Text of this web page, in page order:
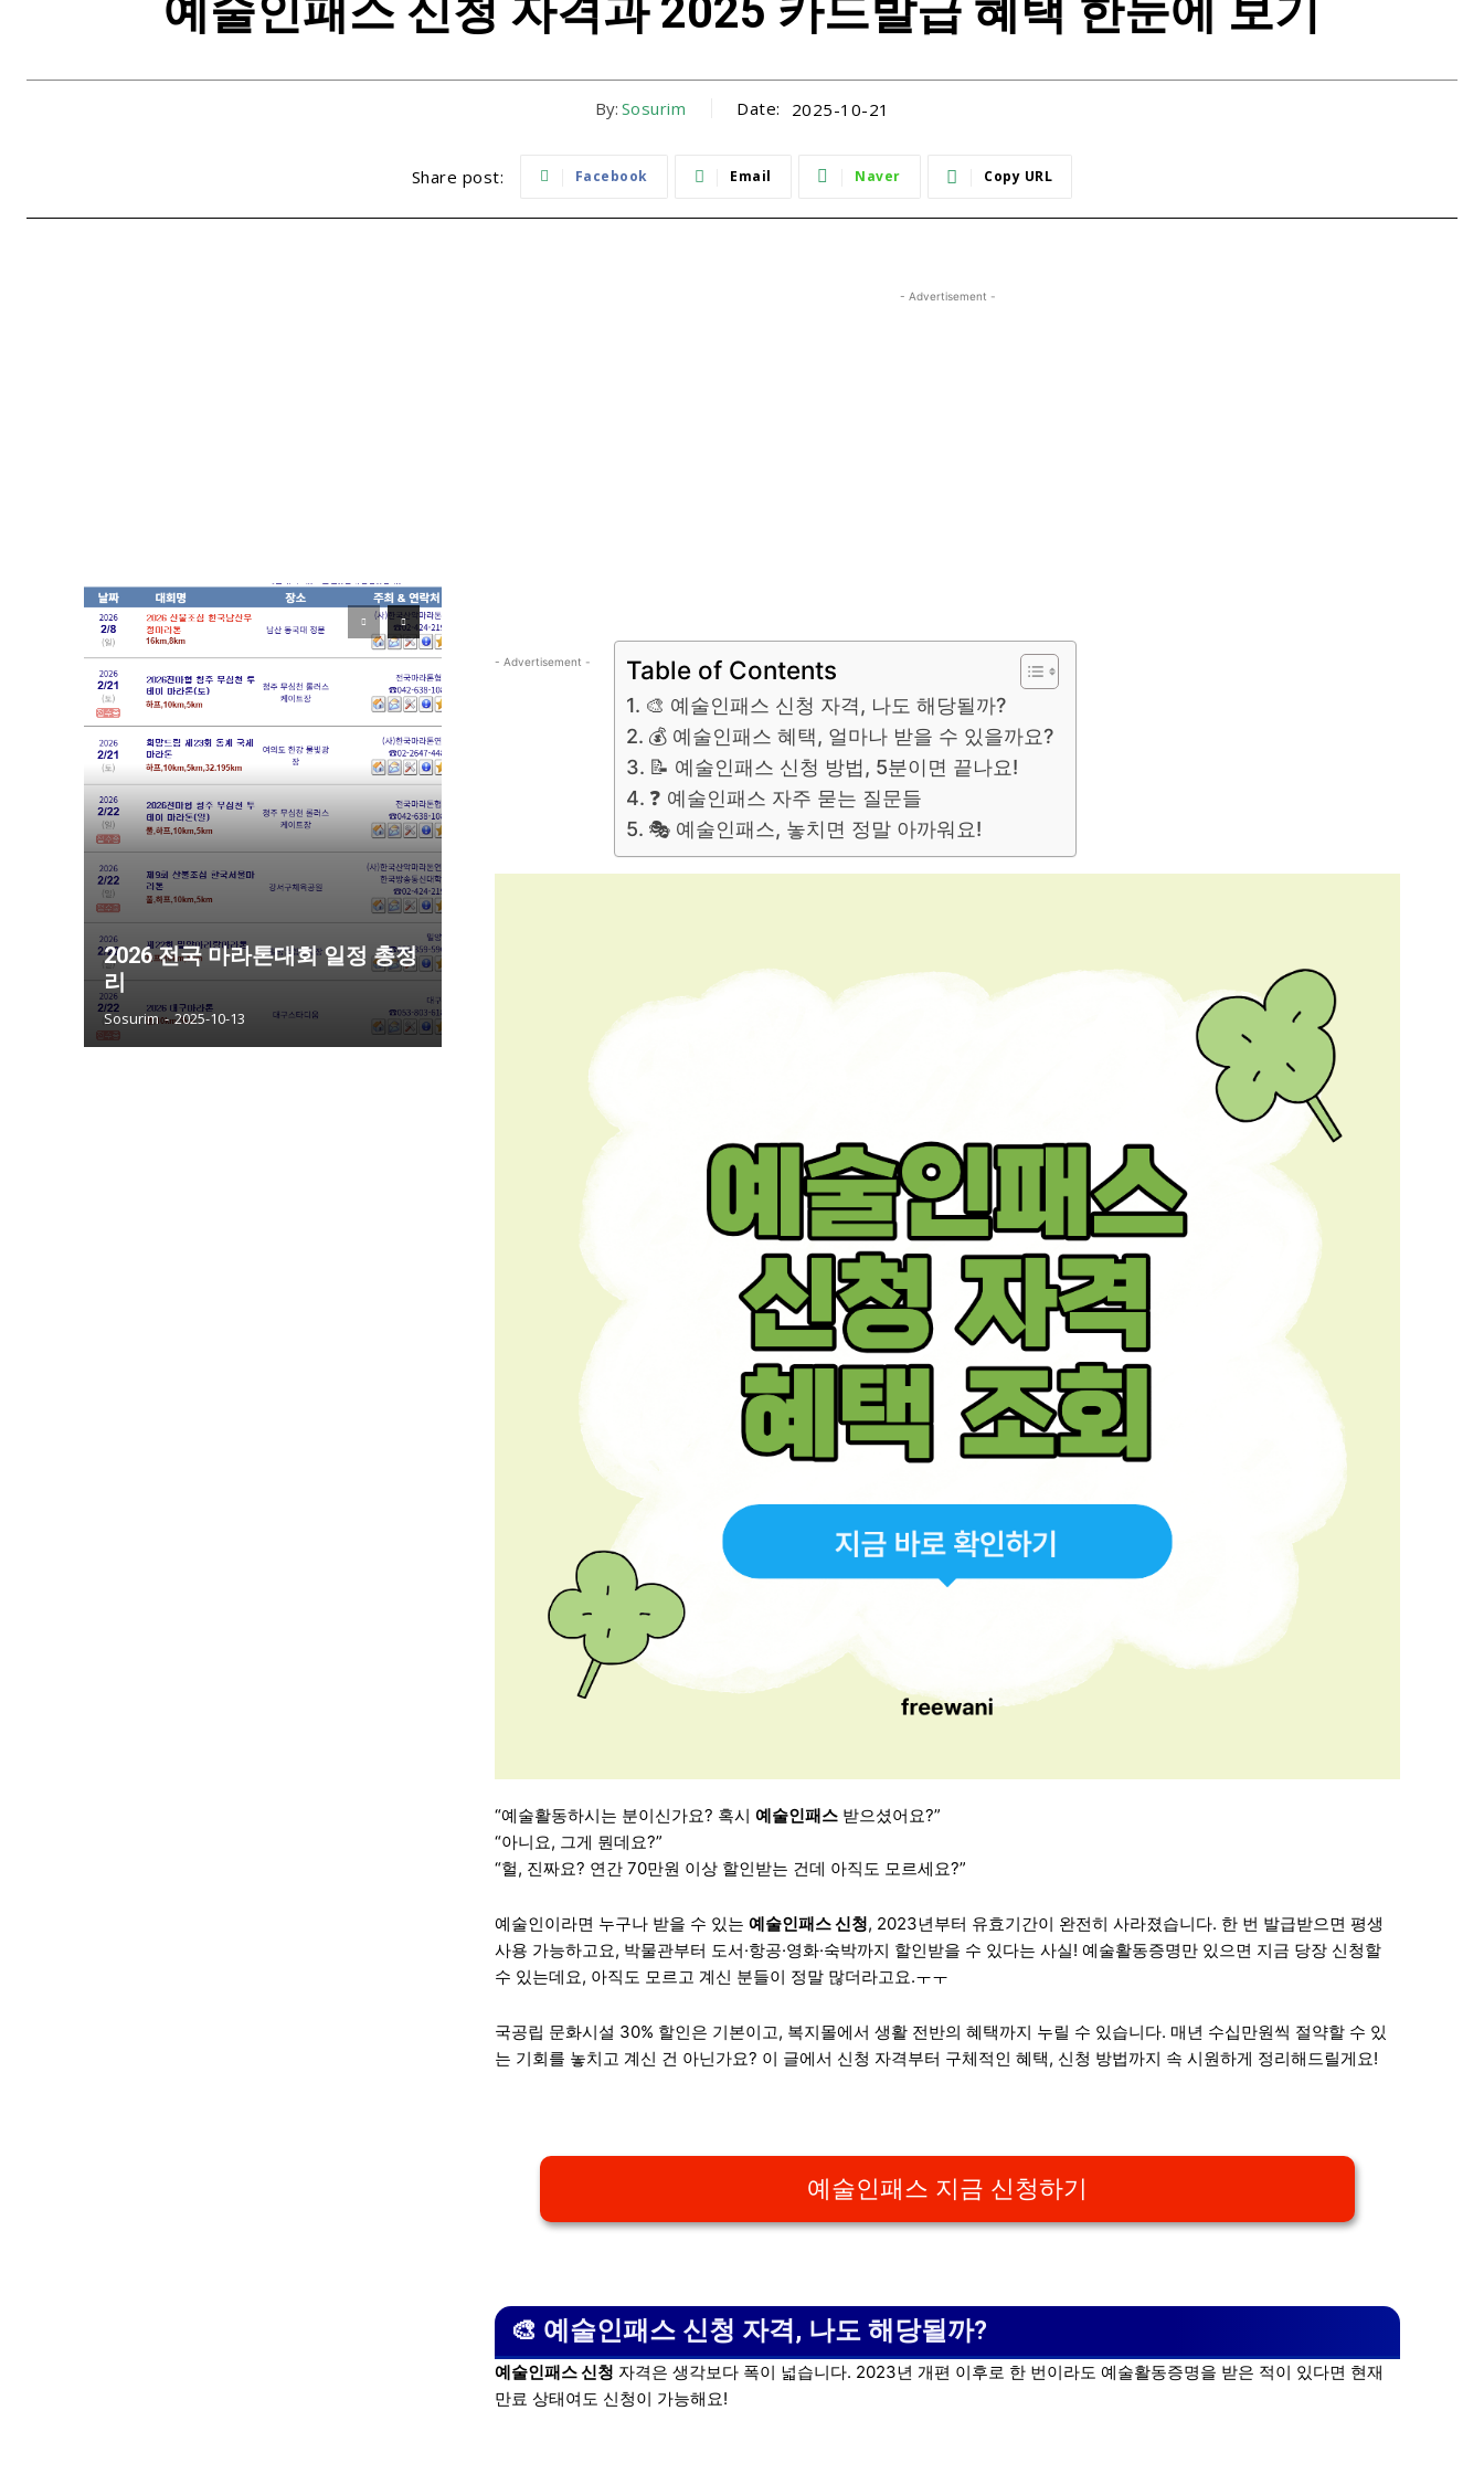
예술인패스 신청 자격과 2025 카드발급 혜택 한눈에 보기
By: Sosurim Date: 2025-10-21
Share post: Facebook Email Naver Copy URL
2026 전국 마라톤대회 일정 총정
리
Sosurim - 2025-10-13
- Advertisement -
- Advertisement - Table of Contents
🎨 예술인패스 신청 자격, 나도 해당될까?
💰 예술인패스 혜택, 얼마나 받을 수 있을까요?
📝 예술인패스 신청 방법, 5분이면 끝나요!
❓ 예술인패스 자주 묻는 질문들
🎭 예술인패스, 놓치면 정말 아까워요!
“예술활동하시는 분이신가요? 혹시 예술인패스 받으셨어요?”
“아니요, 그게 뭔데요?”
“헐, 진짜요? 연간 70만원 이상 할인받는 건데 아직도 모르세요?”
예술인이라면 누구나 받을 수 있는 예술인패스 신청, 2023년부터 유효기간이 완전히 사라졌습니다. 한 번 발급받으면 평생
사용 가능하고요, 박물관부터 도서·항공·영화·숙박까지 할인받을 수 있다는 사실! 예술활동증명만 있으면 지금 당장 신청할
수 있는데요, 아직도 모르고 계신 분들이 정말 많더라고요.ㅜㅜ
국공립 문화시설 30% 할인은 기본이고, 복지몰에서 생활 전반의 혜택까지 누릴 수 있습니다. 매년 수십만원씩 절약할 수 있
는 기회를 놓치고 계신 건 아닌가요? 이 글에서 신청 자격부터 구체적인 혜택, 신청 방법까지 속 시원하게 정리해드릴게요!
예술인패스 지금 신청하기
🎨 예술인패스 신청 자격, 나도 해당될까?
예술인패스 신청 자격은 생각보다 폭이 넓습니다. 2023년 개편 이후로 한 번이라도 예술활동증명을 받은 적이 있다면 현재
만료 상태여도 신청이 가능해요!